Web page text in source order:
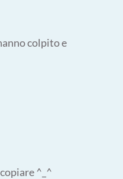
colpito e
^_^